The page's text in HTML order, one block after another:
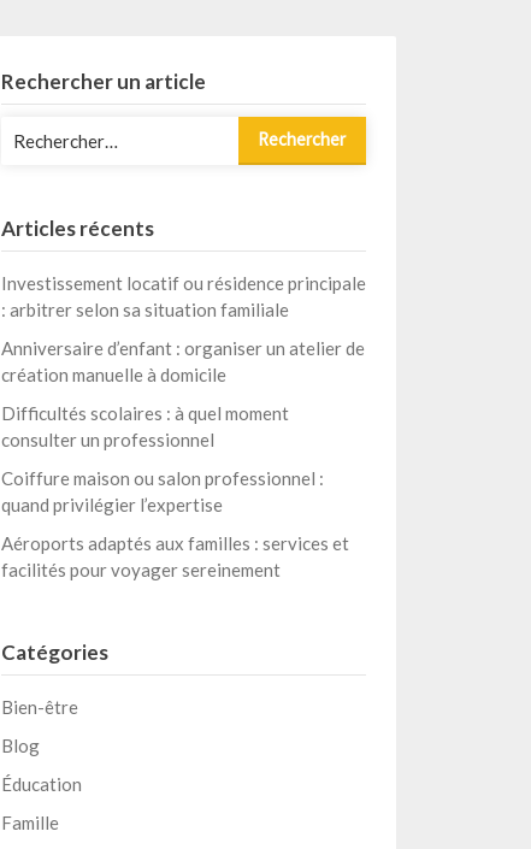
Rechercher un article
Articles récents
Investissement locatif ou résidence principale
: arbitrer selon sa situation familiale
Anniversaire d’enfant : organiser un atelier de
création manuelle à domicile
Difficultés scolaires : à quel moment
consulter un professionnel
Coiffure maison ou salon professionnel :
quand privilégier l’expertise
Aéroports adaptés aux familles : services et
facilités pour voyager sereinement
Catégories
Bien-être
Blog
Éducation
Famille